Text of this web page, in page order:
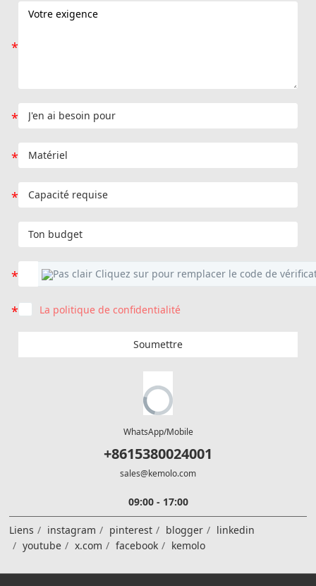
La politique de confidentialité
Soumettre
WhatsApp/Mobile
+8615380024001
sales@kemolo.com
09:00 - 17:00
Liens instagram pinterest blogger
linkedin
youtube
x.com facebook kemolo